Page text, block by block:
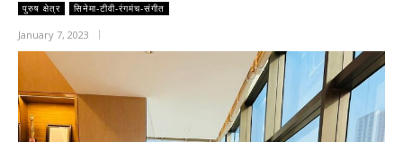
पुरुष क्षेत्र सिनेमा-टीवी-रंगमंच-संगीत
January 7, 2023